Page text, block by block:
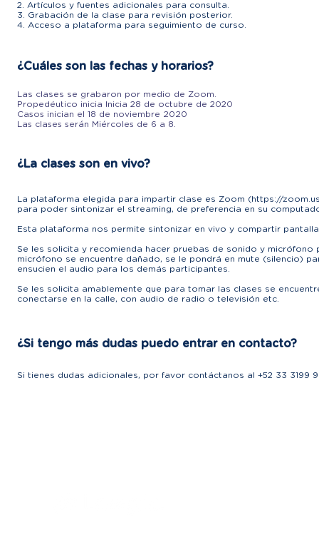
2. Artículos y fuentes adicionales para consulta.
3. Grabación de la clase para revisión posterior.
4. Acceso a plataforma para seguimiento de curso.
¿Cuáles son las fechas y horarios?
Las clases se grabaron por medio de Zoom.
Propedéutico inicia Inicia 28 de octubre de 2020
Casos inician el 18 de noviembre 2020
Las clases serán Miércoles de 6 a 8.
¿La clases son en vivo?
La plataforma elegida para impartir clase es Zoom (https://
para poder sintonizar el streaming, de preferencia en su
Esta plataforma nos permite sintonizar en vivo y compartir
Se les solicita y recomienda hacer pruebas de sonido y
micrófono se encuentre dañado, se le pondrá en mute (silencio)
ensucien el audio para los demás participantes.
Se les solicita amablemente que para tomar las clases se
conectarse en la calle, con audio de radio o televisión etc.
¿Si tengo más dudas puedo entrar en contacto?
Si tienes dudas adicionales, por favor contáctanos al +52 33 3199